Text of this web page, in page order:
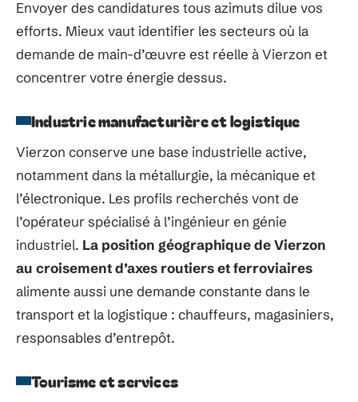
Envoyer des candidatures tous azimuts dilue vos
efforts. Mieux vaut identifier les secteurs où la
demande de main-d’œuvre est réelle à Vierzon et
concentrer votre énergie dessus.
Industrie manufacturière et logistique
Vierzon conserve une base industrielle active,
notamment dans la métallurgie, la mécanique et
l’électronique. Les profils recherchés vont de
l’opérateur spécialisé à l’ingénieur en génie
industriel. La position géographique de Vierzon
au croisement d’axes routiers et ferroviaires
alimente aussi une demande constante dans le
transport et la logistique : chauffeurs, magasiniers,
responsables d’entrepôt.
Tourisme et services